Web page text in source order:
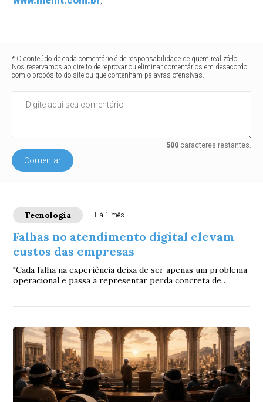
* O conteúdo de cada comentário é de responsabilidade de quem realizá-lo.
Nos reservamos ao direito de reprovar ou eliminar comentários em desacordo
com o propósito do site ou que contenham palavras ofensivas.
500caracteres restantes.
Comentar
Tecnologia Há 1 mês
Falhas no atendimento digital elevam
custos das empresas
"Cada falha na experiência deixa de ser apenas um problema
operacional e passa a representar perda concreta de